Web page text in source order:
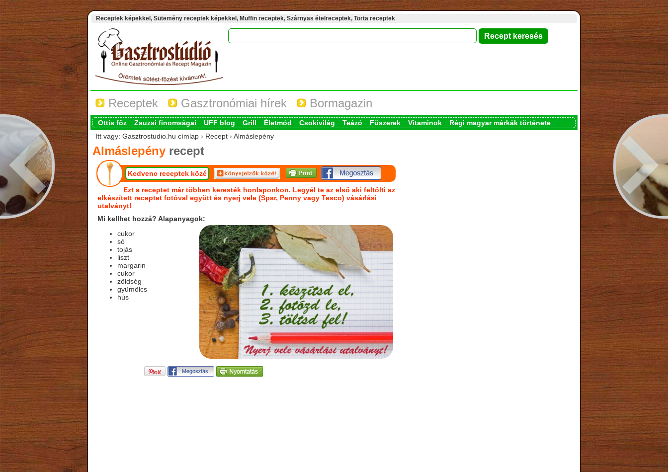
Receptek képekkel, Sütemény receptek képekkel, Muffin receptek, Szárnyas ételreceptek, Torta receptek
Receptek Gasztronómiai hírek Bormagazin
Ottis főz Zsuzsi finomságai UFF blog Grill Életmód Csokivilág Teázó Fűszerek Vitaminok
Régi magyar márkák története
Itt vagy: Gasztrostudio.hu címlap › Recept › Almáslepény
Almáslepényrecept
Kedvenc receptek közé
Ezt a receptet már többen keresték honlaponkon. Legyél te az első aki feltölti az
elkészített receptet fotóval együtt és nyerj vele (Spar, Penny vagy Tesco) vásárlási
utalványt!
Mi kellhet hozzá? Alapanyagok:
cukor
só
tojás
liszt
margarin
cukor
zöldség
gyümölcs
hús